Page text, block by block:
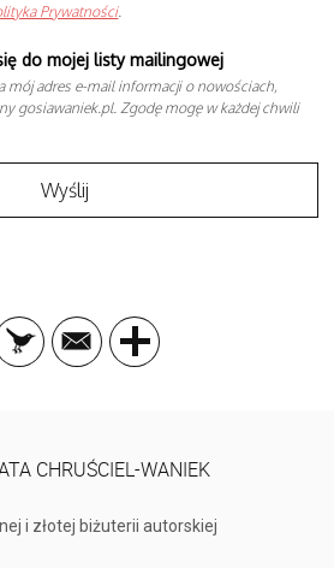
Prywatności.
do mojej listy mailingowej
mój adres e-mail informacji o nowościach,
gosiawaniek.pl. Zgodę mogę w każdej chwili
CHRUŚCIEL-WANIEK
i złotej biżuterii autorskiej